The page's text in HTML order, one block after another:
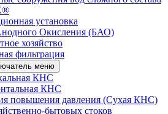
установка
Окисления (БАО)
хозяйство
фильтрация
меню
КНС
КНС
повышения давления (Сухая КНС)
бытовых стоков